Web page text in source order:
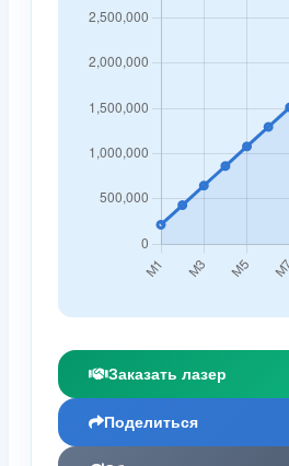
Заказать лазер
Поделиться